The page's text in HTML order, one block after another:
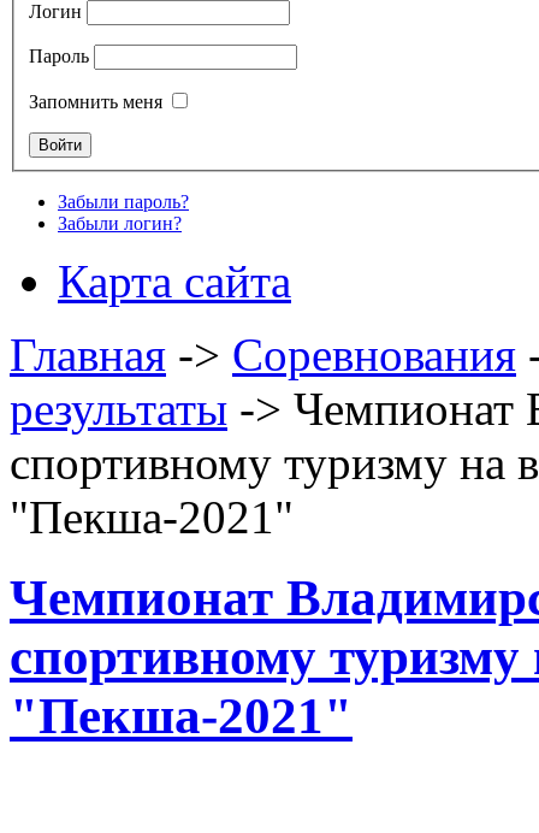
Логин
Пароль
Запомнить меня
Забыли пароль?
Забыли логин?
Карта сайта
Главная -> Соревнования
результаты -> Чемпионат
спортивному туризму на
"Пекша-2021"
Чемпионат
спортивному
"Пекша-2021"